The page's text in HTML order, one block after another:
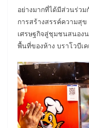
อย่างมากที่ได้มีส่วนร่ว
การสร้างสรรค์ความสุ
เศรษฐกิจสู่ชุมชนสนอง
พื้นที่ของห้าง บราโวบีเค